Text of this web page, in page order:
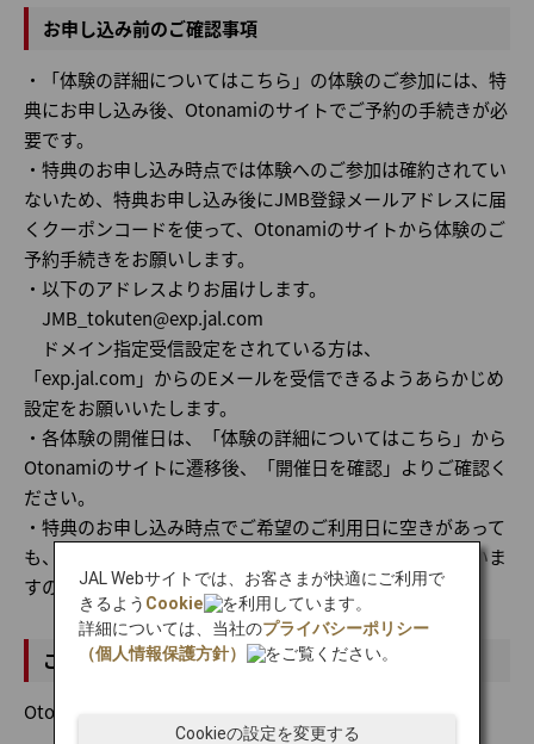
お申し込み前のご確認事項
・「体験の詳細についてはこちら」の体験のご参加には、特
典にお申し込み後、Otonamiのサイトでご予約の手続きが必
要です。
・特典のお申し込み時点では体験へのご参加は確約されてい
ないため、特典お申し込み後にJMB登録メールアドレスに届
くクーポンコードを使って、Otonamiのサイトから体験のご
予約手続きをお願いします。
・以下のアドレスよりお届けします。
JMB_tokuten@exp.jal.com
ドメイン指定受信設定をされている方は、
「exp.jal.com」からのEメールを受信できるようあらかじめ
設定をお願いいたします。
・各体験の開催日は、「体験の詳細についてはこちら」から
Otonamiのサイトに遷移後、「開催日を確認」よりご確認く
ださい。
・特典のお申し込み時点でご希望のご利用日に空きがあって
も、ご予約の手続きの段階で空きがなくなる場合がございま
すので、あらかじめご了承ください。
ご利用方法
Otonamiの専用サイトより、ご予約の手続きが必要です。
JAL Webサイトでは、お客さまが快適にご利用で
きるよう Cookie
を利用しています。
詳細については、当社のプライバシーポリシー
（個人情報保護方針）
をご覧ください。
Cookieの設定を変更する